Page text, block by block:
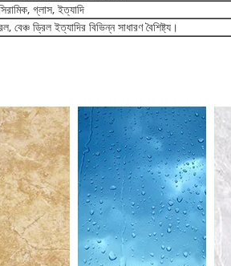
গ্লাস, ইত্যাদি
বেঞ্চ ড্রিল ইত্যাদির বিভিন্ন সাধারণ বৈশিষ্ট্য।